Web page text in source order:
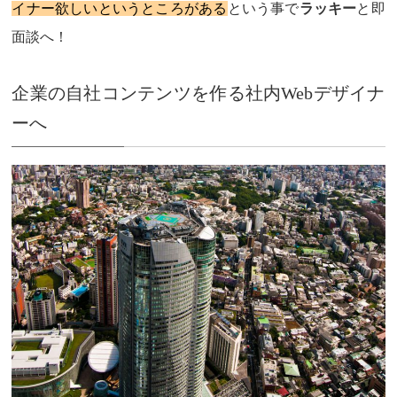
イナー欲しいというところがある という事でラッキーと即
面談へ！
企業の自社コンテンツを作る社内Webデザイナ
ーへ